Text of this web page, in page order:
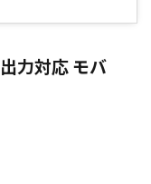
力対応 モバ